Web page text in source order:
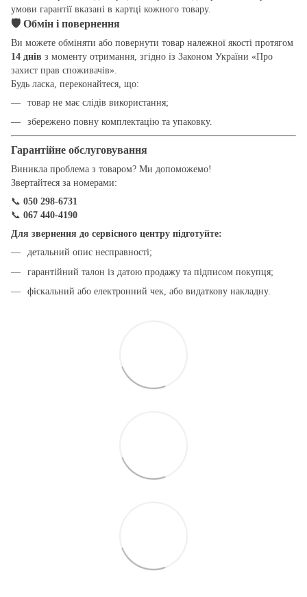
умови гарантії вказані в картці кожного товару.
🛡 Обмін і повернення
Ви можете обміняти або повернути товар належної якості протягом
14 днів з моменту отримання, згідно із Законом України «Про
захист прав споживачів».
Будь ласка, переконайтеся, що:
товар не має слідів використання;
збережено повну комплектацію та упаковку.
Гарантійне обслуговування
Виникла проблема з товаром? Ми допоможемо!
Звертайтеся за номерами:
📞 050 298-6731
📞 067 440-4190
Для звернення до сервісного центру підготуйте:
детальний опис несправності;
гарантійний талон із датою продажу та підписом покупця;
фіскальний або електронний чек, або видаткову накладну.